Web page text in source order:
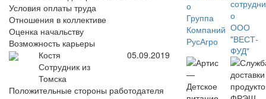
Условия оплаты труда
Отношения в коллективе
Оценка начальству
Возможность карьеры
Костя
Сотрудник из
Томска
05.09.2019
Положительные стороны работодателя
о
Группа
Компаний
РусАгро
о
ООО
"ВЕСТ-
ФУД"